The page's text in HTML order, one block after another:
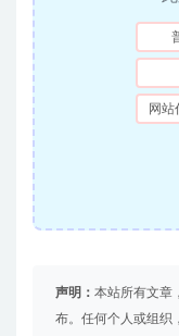
网站
声明： 本站所有文章
布。任何个人或组织